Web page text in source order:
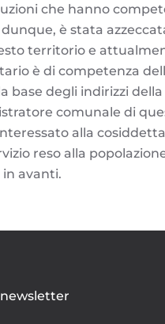
che hanno
è stata
territorio e
è di competenza
base degli indirizzi
comunale di
alla
reso alla
avanti.